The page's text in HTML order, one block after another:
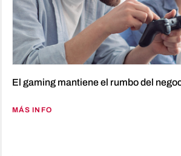
El gaming mantiene el rumbo del
MÁS INFO